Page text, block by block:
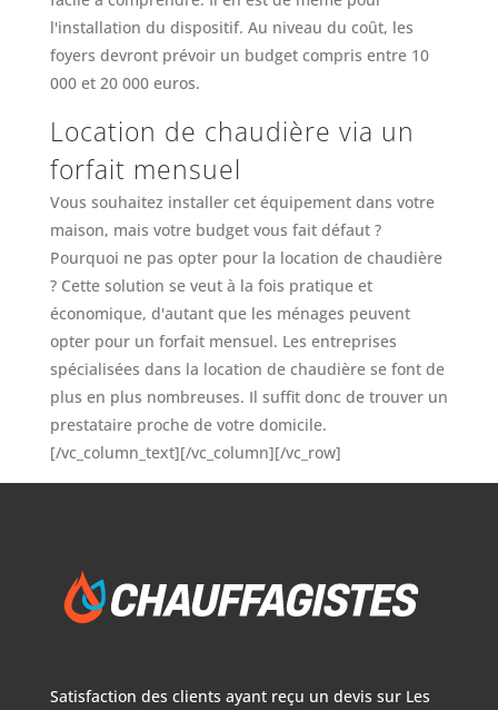
l'installation du dispositif. Au niveau du coût, les
foyers devront prévoir un budget compris entre 10
000 et 20 000 euros.
Location de chaudière via un
forfait mensuel
Vous souhaitez installer cet équipement dans votre
maison, mais votre budget vous fait défaut ?
Pourquoi ne pas opter pour la location de chaudière
? Cette solution se veut à la fois pratique et
économique, d'autant que les ménages peuvent
opter pour un forfait mensuel. Les entreprises
spécialisées dans la location de chaudière se font de
plus en plus nombreuses. Il suffit donc de trouver un
prestataire proche de votre domicile.
[/vc_column_text][/vc_column][/vc_row]
Satisfaction des clients ayant reçu un devis sur Les